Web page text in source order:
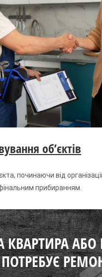
об’єктів
починаючи від
прибиранням.
КВАРТИРА
ПОТРЕБУЄ